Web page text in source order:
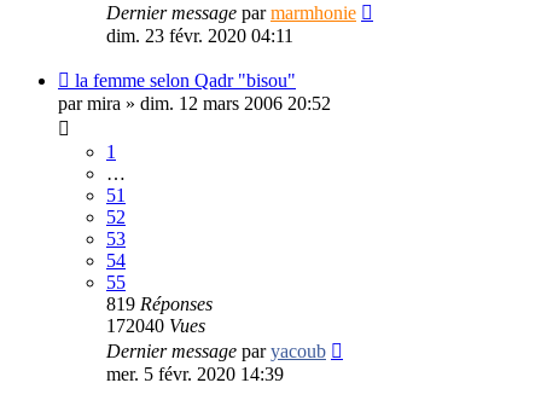
Dernier message parmarmhonie
dim. 23 févr. 2020 04:11
la femme selon Qadr "bisou"
parmira » dim. 12 mars 2006 20:52
1
…
51
52
53
54
55
819 Réponses
172040 Vues
Dernier message paryacoub
mer. 5 févr. 2020 14:39